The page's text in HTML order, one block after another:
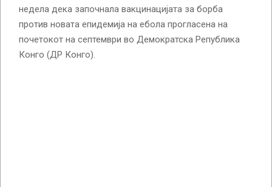
недела дека започнала вакцинацијата за борба
против новата епидемија на ебола прогласена на
почетокот на септември во Демократска Република
Конго (ДР Конго).